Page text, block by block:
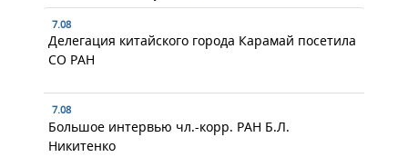
7.08
Делегация китайского города Карамай посетила
СО РАН
7.08
Большое интервью чл.-корр. РАН Б.Л.
Никитенко